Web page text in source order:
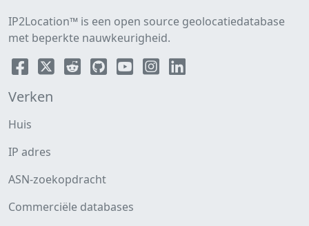
IP2Location™ is een open source geolocatiedatabase
met beperkte nauwkeurigheid.
Verken
Huis
IP adres
ASN-zoekopdracht
Commerciële databases